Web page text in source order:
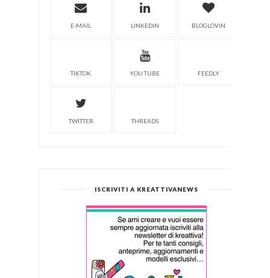
E-MAIL LINKEDIN BLOGLOVIN
TIKTOK YOU TUBE FEEDLY
TWITTER THREADS
ISCRIVITI A KREATTIVANEWS